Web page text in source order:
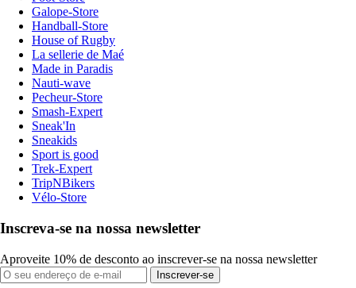
Galope-Store
Handball-Store
House of Rugby
La sellerie de Maé
Made in Paradis
Nauti-wave
Pecheur-Store
Smash-Expert
Sneak'In
Sneakids
Sport is good
Trek-Expert
TripNBikers
Vélo-Store
Inscreva-se na nossa newsletter
Aproveite 10% de desconto ao inscrever-se na nossa newsletter
Inscrever-se